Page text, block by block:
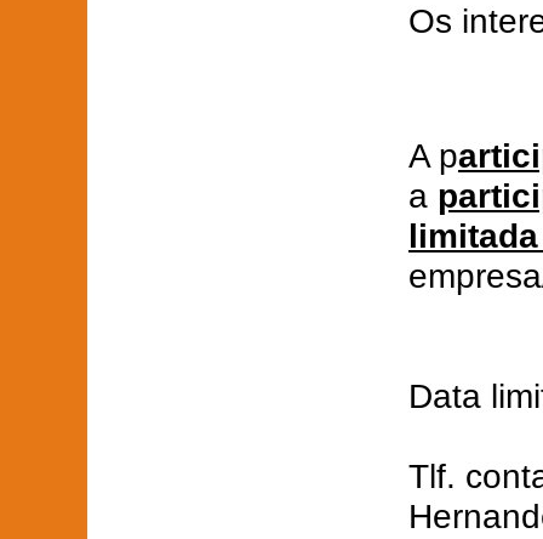
Os
A p
a
Data
Tlf.